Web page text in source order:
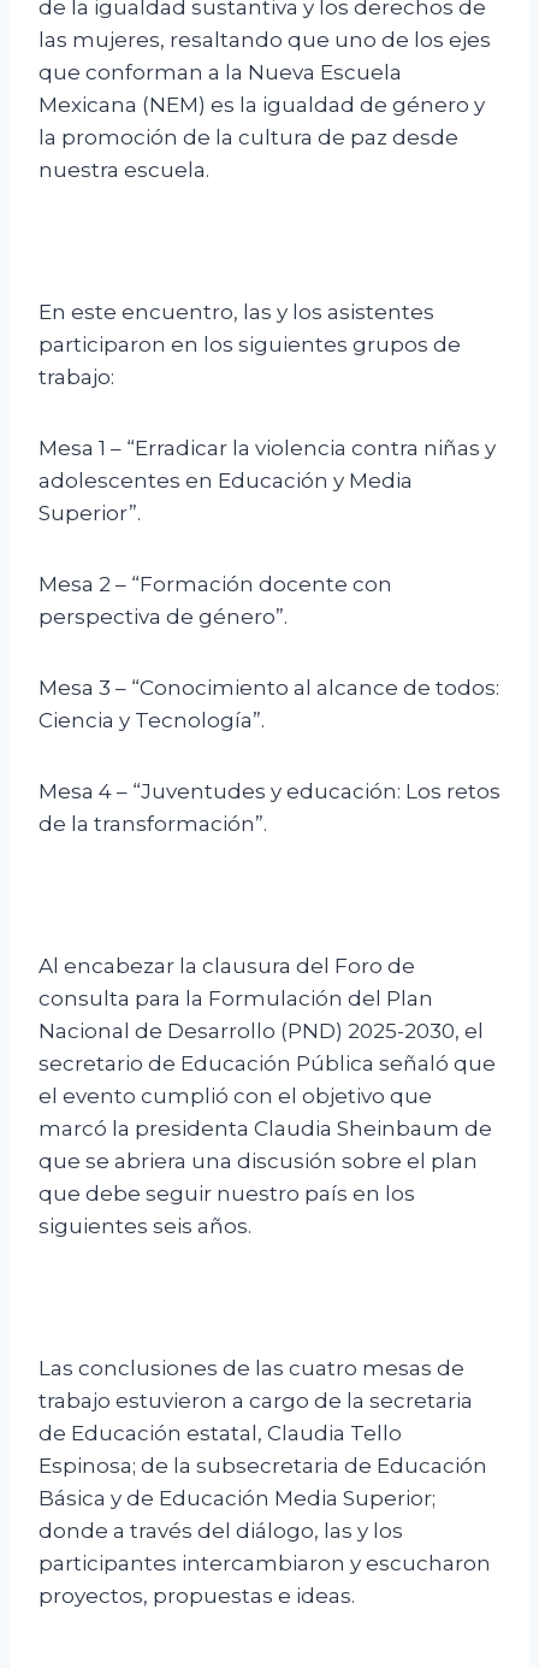
de la igualdad sustantiva y los derechos de
las mujeres, resaltando que uno de los ejes
que conforman a la Nueva Escuela
Mexicana (NEM) es la igualdad de género y
la promoción de la cultura de paz desde
nuestra escuela.
En este encuentro, las y los asistentes
participaron en los siguientes grupos de
trabajo:
Mesa 1 – “Erradicar la violencia contra niñas y
adolescentes en Educación y Media
Superior”.
Mesa 2 – “Formación docente con
perspectiva de género”.
Mesa 3 – “Conocimiento al alcance de todos:
Ciencia y Tecnología”.
Mesa 4 – “Juventudes y educación: Los retos
de la transformación”.
Al encabezar la clausura del Foro de
consulta para la Formulación del Plan
Nacional de Desarrollo (PND) 2025-2030, el
secretario de Educación Pública señaló que
el evento cumplió con el objetivo que
marcó la presidenta Claudia Sheinbaum de
que se abriera una discusión sobre el plan
que debe seguir nuestro país en los
siguientes seis años.
Las conclusiones de las cuatro mesas de
trabajo estuvieron a cargo de la secretaria
de Educación estatal, Claudia Tello
Espinosa; de la subsecretaria de Educación
Básica y de Educación Media Superior;
donde a través del diálogo, las y los
participantes intercambiaron y escucharon
proyectos, propuestas e ideas.